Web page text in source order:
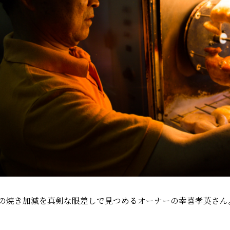
焼き加減を真剣な眼差しで見つめるオーナーの幸喜孝英さ